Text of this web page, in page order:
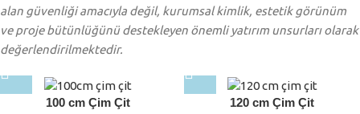
alan güvenliği amacıyla değil, kurumsal kimlik, estetik görünüm
ve proje bütünlüğünü destekleyen önemli yatırım unsurları olarak
değerlendirilmektedir.
100 cm Çim Çit 120 cm Çim Çit